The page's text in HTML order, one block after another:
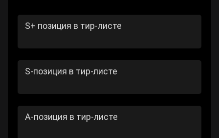
S+ позиция в тир-листе
S-позиция в тир-листе
А-позиция в тир-листе